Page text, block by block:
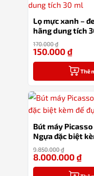
Lọ mực xanh –
hãng dung tích
170.000₫
150.000₫
Bút máy
Ngựa đặc biệt
hộp cao cấp
9.850.000₫
8.000.000₫